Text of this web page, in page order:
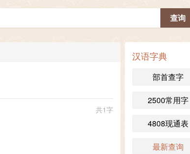
共1字
汉语字典
部首查字
2500常用字
4808现通表
最新查询